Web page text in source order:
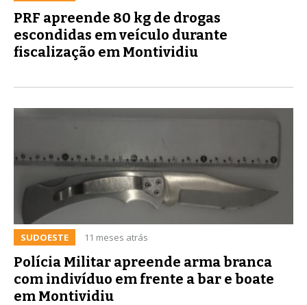
PRF apreende 80 kg de drogas
escondidas em veículo durante
fiscalização em Montividiu
SUDOESTE 11 meses atrás
Polícia Militar apreende arma branca
com indivíduo em frente a bar e boate
em Montividiu